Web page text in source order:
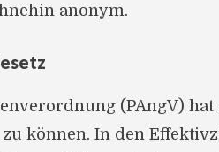
anonym.
(PAngV)
können. In den